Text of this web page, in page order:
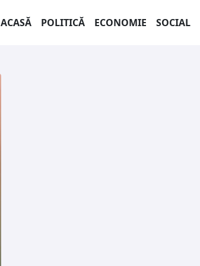
ACASĂ
POLITICĂ ECONOMIE SOCIAL